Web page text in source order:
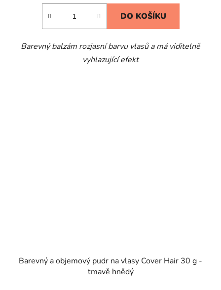
DO KOŠÍKU
Barevný balzám rozjasní barvu vlasů a má viditelně
vyhlazující efekt
Barevný a objemový pudr na vlasy Cover Hair 30 g -
tmavě hnědý